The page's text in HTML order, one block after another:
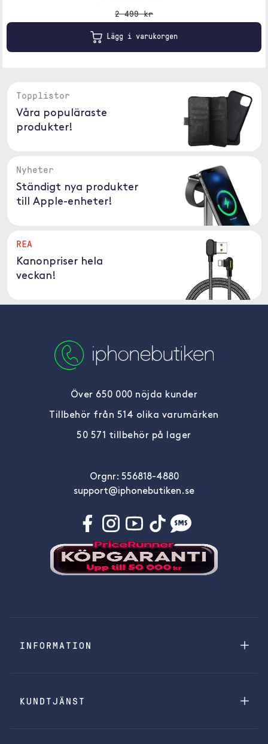
2 499 kr
Lägg i varukorgen
Topplistor
Våra populäraste
produkter!
Nyheter
Ständigt nya produkter
till Apple-enheter!
REA
Kanonpriser hela
veckan!
Över 650 000 nöjda kunder
Tillbehör från 514 olika varumärken
50 571 tillbehör på lager
Orgnr: 556818-4880
support@iphonebutiken.se
INFORMATION
KUNDTJÄNST